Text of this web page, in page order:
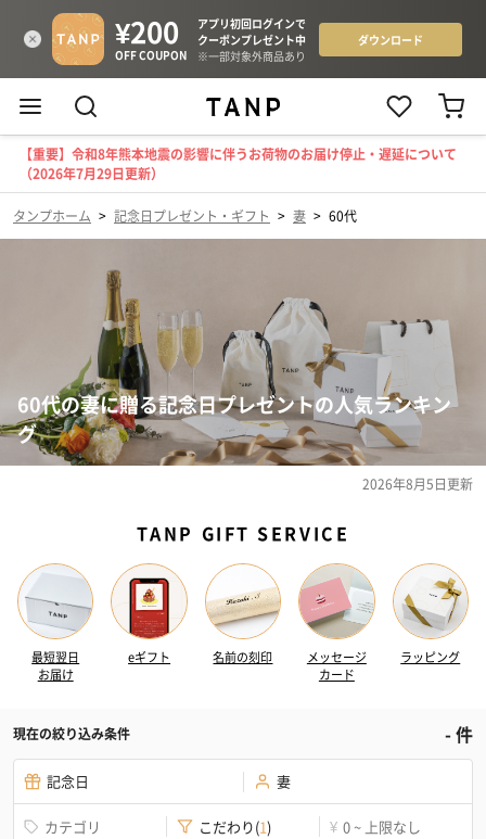
【重要】令和8年熊本地震の影響に伴うお荷物のお届け停止・遅延について
（2026年7月29日更新）
タンプホーム > 記念日プレゼント・ギフト > 妻 > 60代
60代の妻に贈る記念日プレゼントの人気ランキン
グ
2026年8月5日更新
TANP GIFT SERVICE
最短翌日
お届け
eギフト 名前の刻印
メッセージ
カード
ラッピング
現在の絞り込み条件 -件
記念日 妻
カテゴリ こだわり(1) ¥ 0 ~ 上限なし